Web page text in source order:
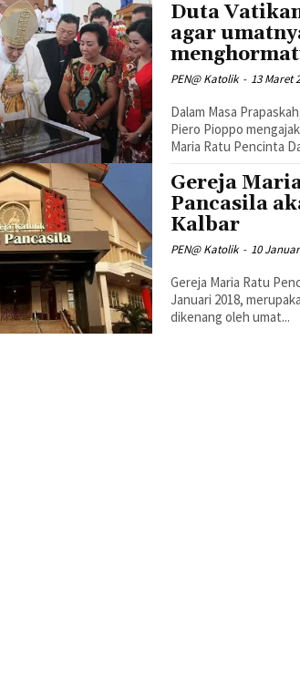
Duta
agar
PEN@ Katolik - 13 Maret
Dalam Masa
Piero Pioppo
Maria Ratu Pencinta
Gereja
Pancasila
Kalbar
PEN@ Katolik - 10
Gereja Maria Ratu
Januari 2018,
dikenang oleh umat...